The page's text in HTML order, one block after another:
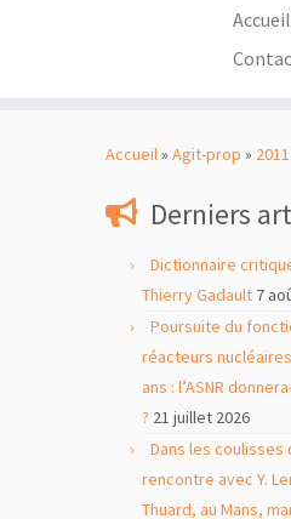
Accueil
Accueil» Agit-prop »
Derniers
Dictionnaire
Thierry Gadault 7
Poursuite du
réacteurs
ans : l’ASNR
? 21 juillet 2026
Dans les coulisses
rencontre avec Y.
Thuard, au Mans,